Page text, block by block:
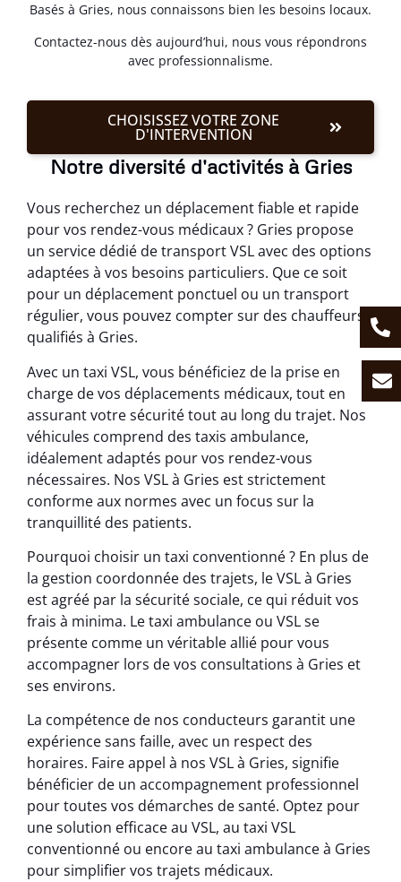
Basés à Gries, nous connaissons bien les besoins locaux.
Contactez-nous dès aujourd’hui, nous vous répondrons
avec professionnalisme.
CHOISISSEZ VOTRE ZONE
D'INTERVENTION
Notre diversité d'activités à Gries
Vous recherchez un déplacement fiable et rapide
pour vos rendez-vous médicaux ? Gries propose
un service dédié de transport VSL avec des options
adaptées à vos besoins particuliers. Que ce soit
pour un déplacement ponctuel ou un transport
régulier, vous pouvez compter sur des chauffeurs
qualifiés à Gries.
Avec un taxi VSL, vous bénéficiez de la prise en
charge de vos déplacements médicaux, tout en
assurant votre sécurité tout au long du trajet. Nos
véhicules comprend des taxis ambulance,
idéalement adaptés pour vos rendez-vous
nécessaires. Nos VSL à Gries est strictement
conforme aux normes avec un focus sur la
tranquillité des patients.
Pourquoi choisir un taxi conventionné ? En plus de
la gestion coordonnée des trajets, le VSL à Gries
est agréé par la sécurité sociale, ce qui réduit vos
frais à minima. Le taxi ambulance ou VSL se
présente comme un véritable allié pour vous
accompagner lors de vos consultations à Gries et
ses environs.
La compétence de nos conducteurs garantit une
expérience sans faille, avec un respect des
horaires. Faire appel à nos VSL à Gries, signifie
bénéficier de un accompagnement professionnel
pour toutes vos démarches de santé. Optez pour
une solution efficace au VSL, au taxi VSL
conventionné ou encore au taxi ambulance à Gries
pour simplifier vos trajets médicaux.